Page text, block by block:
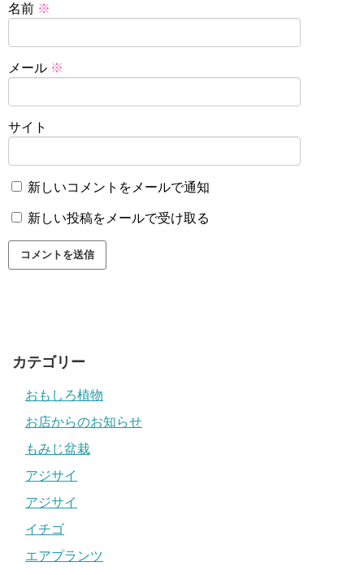
名前 ※
メール ※
サイト
新しいコメントをメールで通知
新しい投稿をメールで受け取る
カテゴリー
おもしろ植物
お店からのお知らせ
もみじ盆栽
アジサイ
アジサイ
イチゴ
エアプランツ